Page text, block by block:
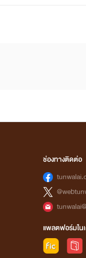
ช่องทางติดต่อ
แพลตฟอร์มใน